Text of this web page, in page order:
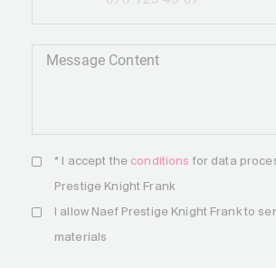
Message Content
* I accept the conditions for data
Prestige Knight Frank
I allow Naef Prestige Knight Frank to
materials